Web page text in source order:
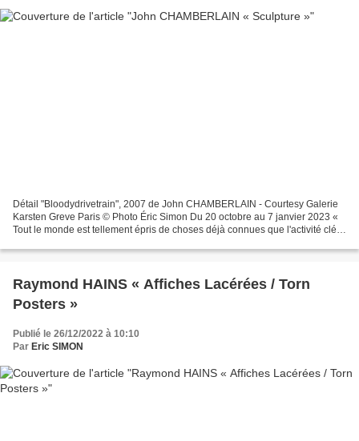
Détail "Bloodydrivetrain", 2007 de John CHAMBERLAIN - Courtesy Galerie
Karsten Greve Paris © Photo Éric Simon Du 20 octobre au 7 janvier 2023 «
Tout le monde est tellement épris de choses déjà connues que l'activité clé
Raymond HAINS « Affiches Lacérées / Torn
Posters »
Publié le 26/12/2022 à 10:10
Par Eric SIMON